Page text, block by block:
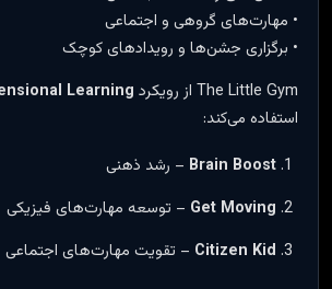
• مهارت‌های گروهی و اجتماعی
• برگزاری جشن‌ها و رویدادهای کوچک
The Little Gym از رویکرد
Learning
استفاده می‌کند:
Brain Boost – رشد ذهنی
Get Moving – توسعه مهارت‌های فیزیکی
Citizen Kid – تقویت مهارت‌های اجتماعی